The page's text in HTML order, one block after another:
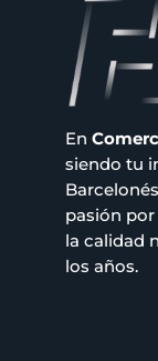
En
siendo tu
pasión
la calidad
los años.